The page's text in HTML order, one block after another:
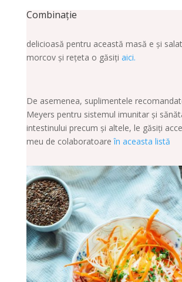
Combinație
delicioasă pentru această masă e și
morcov și rețeta o găsiți aici.
De asemenea, suplimentele
Meyers pentru sistemul imunitar și
intestinului precum și altele, le găsiți
meu de colaboratoareîn aceasta listă